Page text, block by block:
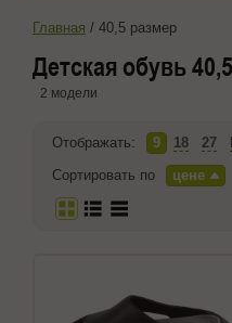
Главная / 40,5 размер
Детская обувь
2 модели
Отображать: 9 18 27
Сортировать по
цене